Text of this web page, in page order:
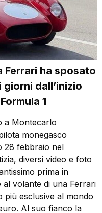
Ferrari ha sposato
dall’inizio
1
a Montecarlo
monegasco
28 febbraio nel
diversi video e foto
prima in
volante di una Ferrari
più esclusive al mondo
Al suo fianco la